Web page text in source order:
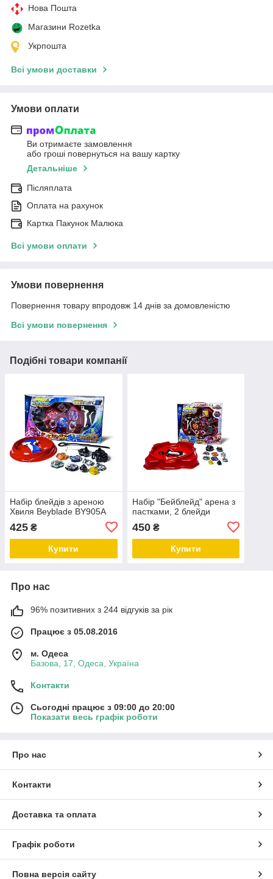
Нова Пошта
Магазини Rozetka
Укрпошта
Всі умови доставки
Умови оплати
Ви отримаєте замовлення
або гроші повернуться на вашу картку
Детальніше
Післяплата
Оплата на рахунок
Картка Пакунок Малюка
Всі умови оплати
Умови повернення
Повернення товару впродовж 14 днів за домовленістю
Всі умови повернення
Подібні товари компанії
Набір блейдів з ареною
Хвиля Beyblade BY905A
425 ₴
Купити
Набір "Бейблейд" арена з
пастками, 2 блейди
450₴
Купити
Про нас
96% позитивних з 244 відгуків за рік
Працює з 05.08.2016
м. Одеса
Базова, 17, Одеса, Україна
Контакти
Сьогодні працює з 09:00 до 20:00
Показати весь графік роботи
Про нас
Контакти
Доставка та оплата
Графік роботи
Повна версія сайту